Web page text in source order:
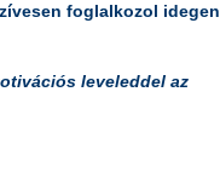
foglalkozol idegen
leveleddel az